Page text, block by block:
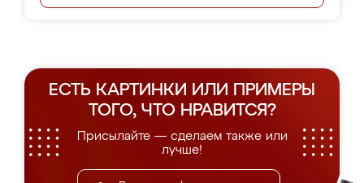
ЕСТЬ КАРТИНКИ ИЛИ ПРИМЕРЫ
ТОГО, ЧТО НРАВИТСЯ?
Присылайте — сделаем также или
лучше!